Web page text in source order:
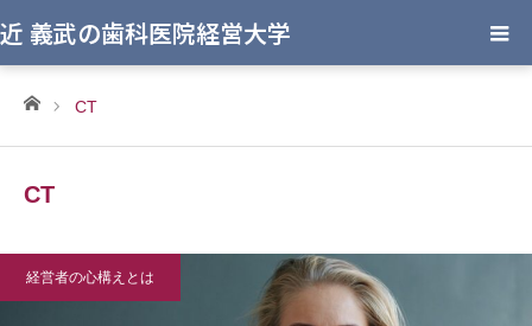
近 義武の歯科医院経営大学
ホーム
CT
CT
経営者の心構えとは